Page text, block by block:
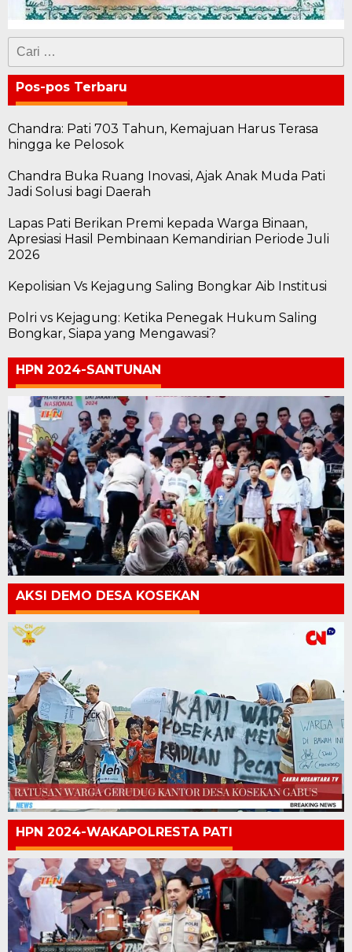
Cari
untuk:
Pos-pos Terbaru
Chandra: Pati 703 Tahun, Kemajuan Harus Terasa
hingga ke Pelosok
Chandra Buka Ruang Inovasi, Ajak Anak Muda Pati
Jadi Solusi bagi Daerah
Lapas Pati Berikan Premi kepada Warga Binaan,
Apresiasi Hasil Pembinaan Kemandirian Periode Juli
2026
Kepolisian Vs Kejagung Saling Bongkar Aib Institusi
Polri vs Kejagung: Ketika Penegak Hukum Saling
Bongkar, Siapa yang Mengawasi?
HPN 2024-SANTUNAN
AKSI DEMO DESA KOSEKAN
HPN 2024-WAKAPOLRESTA PATI